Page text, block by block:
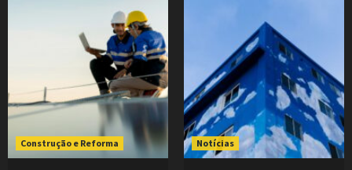
Construção e Reforma Notícias